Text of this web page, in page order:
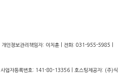
인정보관리책임자: 이치훈 | 전화: 031-955-5985 |
업자등록번호: 141-80-13356 | 호스팅제공자: (주)식